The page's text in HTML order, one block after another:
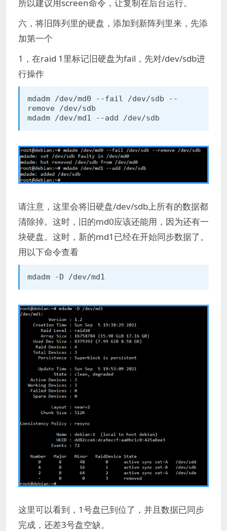
所以建议用screen命令，让复制在后台运行。
六，将旧阵列里的硬盘，添加到新阵列里来，先添
加第一个
1，在raid 1里标记旧硬盘为fail，先对/dev/sdb进
行操作
mdadm /dev/md0 --fail /dev/sdb --
remove /dev/sdb
mdadm /dev/md1 --add /dev/sdb
请注意，这里会将旧硬盘/dev/sdb上所有的数据都
清除掉。这时，旧的md0应该还能用，因为还有一
块硬盘。这时，新的md1已经在开始同步数据了。
用以下命令查看
mdadm -D /dev/md1
这里可以看到，1号盘已到位了，并且数据已同步
完成，还差3号盘空缺。